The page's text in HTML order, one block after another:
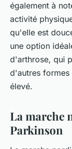
également à
activité
qu'elle est
une option
d'arthrose, qui
d'autres formes
élevé.
La marche
Parkinson